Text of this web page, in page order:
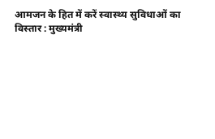
आमजन के हित में करें स्वास्थ्य सुविधाओं का
विस्तार : मुख्यमंत्री